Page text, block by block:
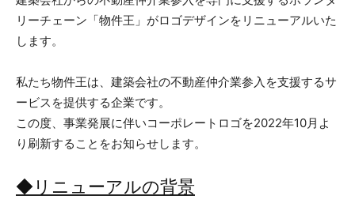
リーチェーン「物件王」がロゴデザインをリニューアルいた
します。
私たち物件王は、建築会社の不動産仲介業参入を支援するサ
ービスを提供する企業です。
この度、事業発展に伴いコーポレートロゴを2022年10月よ
り刷新することをお知らせします。
◆リニューアルの背景